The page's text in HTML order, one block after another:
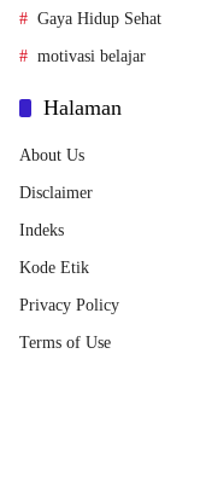
Gaya Hidup Sehat
motivasi belajar
Halaman
About Us
Disclaimer
Indeks
Kode Etik
Privacy Policy
Terms of Use